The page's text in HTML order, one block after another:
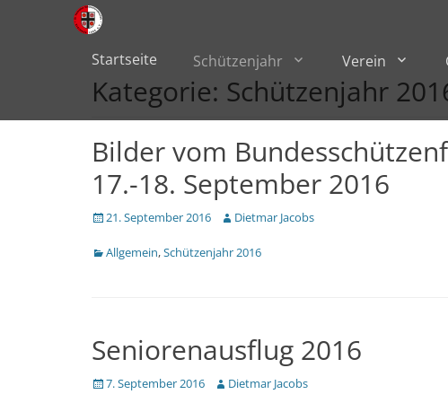
zum
Inhalt
überspringen
Primärmenü
Startseite Schützenjahr Verein
Kategorie: Schützenjahr
Bilder vom
17.-18. September 2016
Veröffentlicht
21. September 2016 Author
Dietmar Jacobs
Kategorien
Allgemein,Schützenjahr 2016
Seniorenausflug 2016
Veröffentlicht
7. September 2016 Author
Dietmar Jacobs